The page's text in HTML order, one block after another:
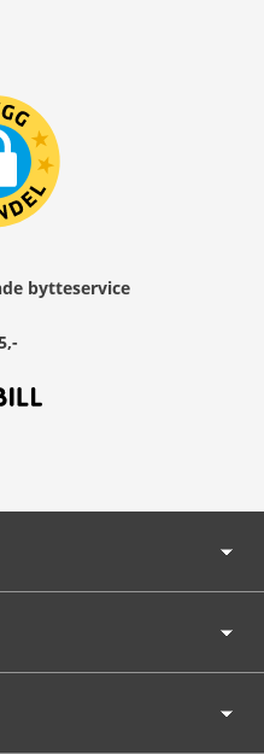
bytteservice